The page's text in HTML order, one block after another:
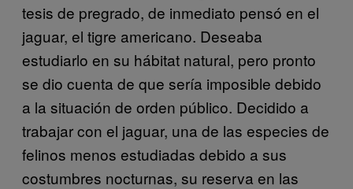
tesis de pregrado, de inmediato pensó en el
jaguar, el tigre americano. Deseaba
estudiarlo en su hábitat natural, pero pronto
se dio cuenta de que sería imposible debido
a la situación de orden público. Decidido a
trabajar con el jaguar, una de las especies de
felinos menos estudiadas debido a sus
costumbres nocturnas, su reserva en las